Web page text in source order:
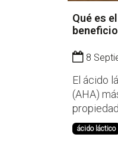
Qué es
8
El ácido
(AHA)
frutas y
ácido láctico